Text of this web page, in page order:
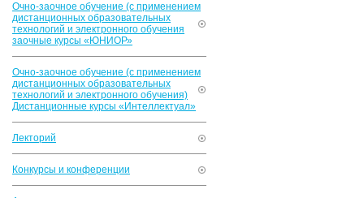
Очно-заочное обучение (с применением
дистанционных образовательных
технологий и электронного обучения
заочные курсы «ЮНИОР»
Очно-заочное обучение (с применением
дистанционных образовательных
технологий и электронного обучения)
Дистанционные курсы «Интеллектуал»
Лекторий
Конкурсы и конференции